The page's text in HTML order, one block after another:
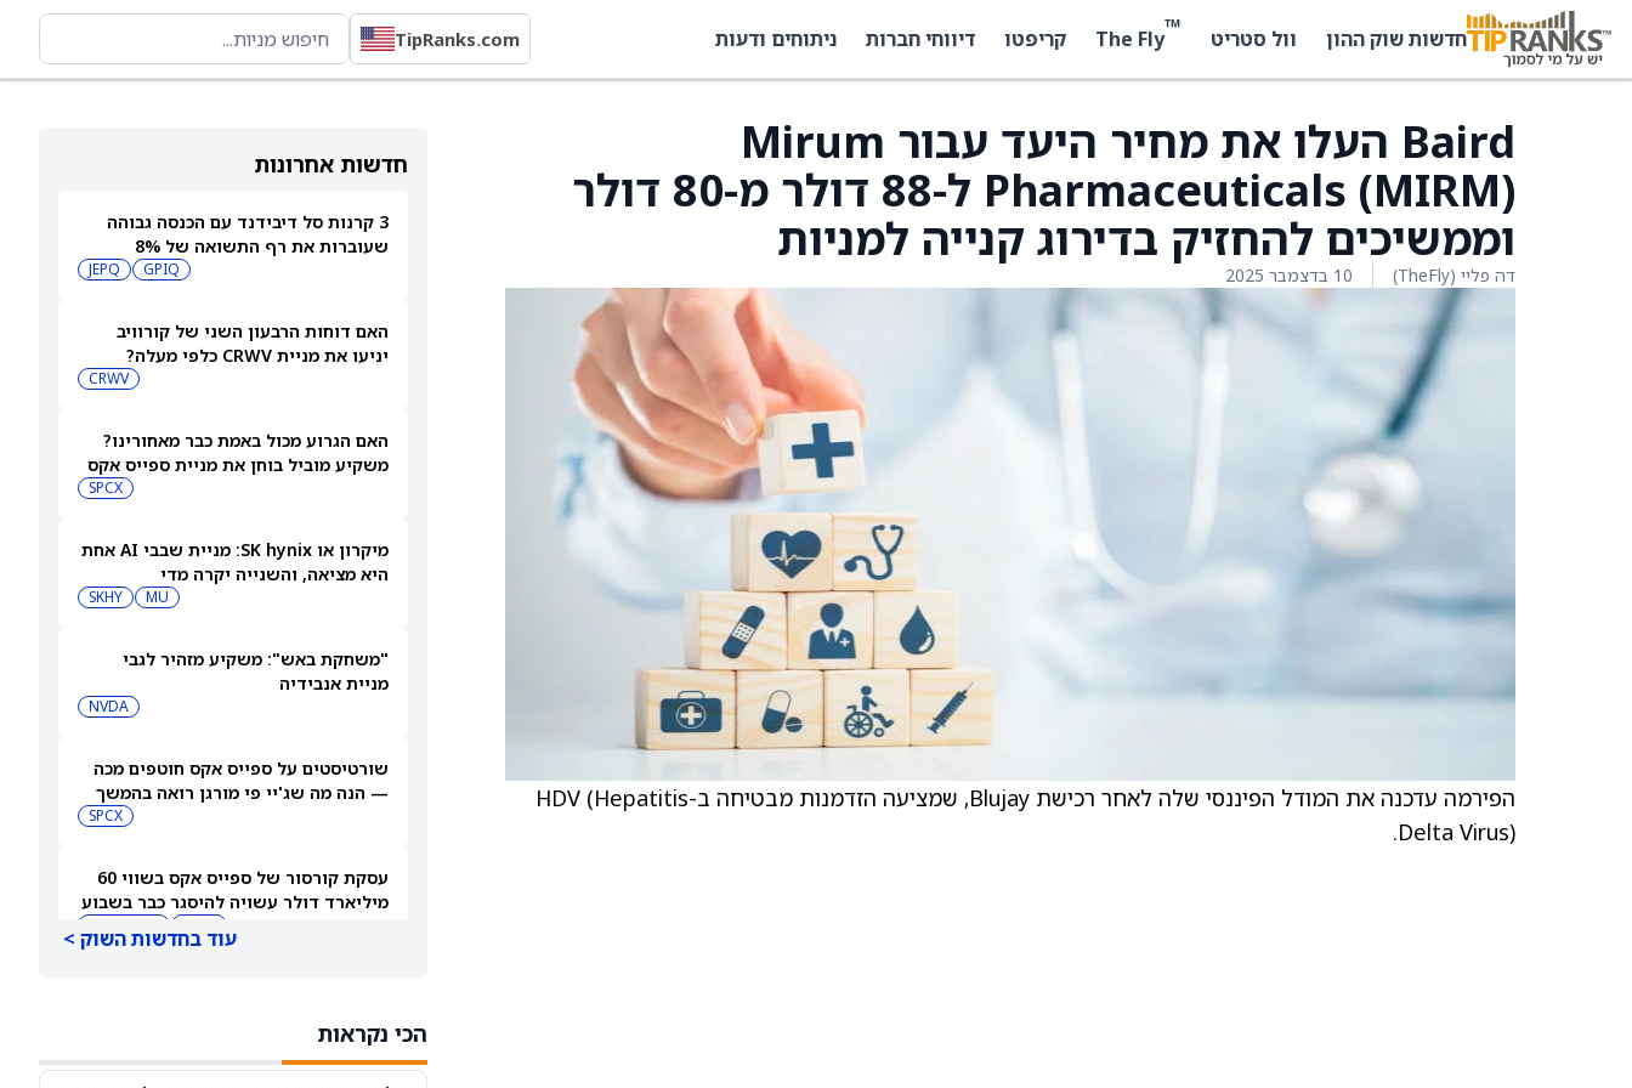
חדשות שוק ההון וול סטריט ™
The Fly קריפטו דיווחי חברות ניתוחים ודעות TipRanks.com
חדשות אחרונות
3 קרנות סל דיבידנד עם הכנסה גבוהה
שעוברות את רף התשואה של 8%
GPIQ
JEPQ
האם דוחות הרבעון השני של קורוויב
יניעו את מניית CRWV כלפי מעלה?
CRWV
האם הגרוע מכול באמת כבר מאחורינו?
משקיע מוביל בוחן את מניית ספייס אקס
SPCX
מיקרון או SK hynix: מניית שבבי AI אחת
היא מציאה, והשנייה יקרה מדי
MU
SKHY
"משחקת באש": משקיע מזהיר לגבי
מניית אנבידיה
NVDA
שורטיסטים על ספייס אקס חוטפים מכה
— הנה מה שג'יי פי מורגן רואה בהמשך
SPCX
עסקת קורסור של ספייס אקס בשווי 60
מיליארד דולר עשויה להיסגר כבר בשבוע
לטסלה
עוד בחדשות השוק >
הכי נקראות
Baird העלו את מחיר היעד עבור Mirum
Pharmaceuticals (MIRM) ל-88 דולר מ-80 דולר
וממשיכים להחזיק בדירוג קנייה למניות
דה פליי (TheFly) 10 בדצמבר 2025
הפירמה עדכנה את המודל הפיננסי שלה לאחר רכישת Blujay, שמציעה הזדמנות מבטיחה ב-HDV (Hepatitis
Delta Virus).